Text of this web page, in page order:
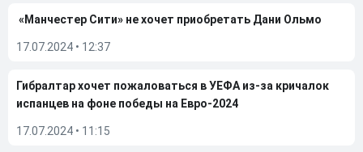
«Манчестер Сити» не хочет приобретать Дани Ольмо
17.07.2024 • 12:37
Гибралтар хочет пожаловаться в УЕФА из-за кричалок
испанцев на фоне победы на Евро-2024
17.07.2024 • 11:15